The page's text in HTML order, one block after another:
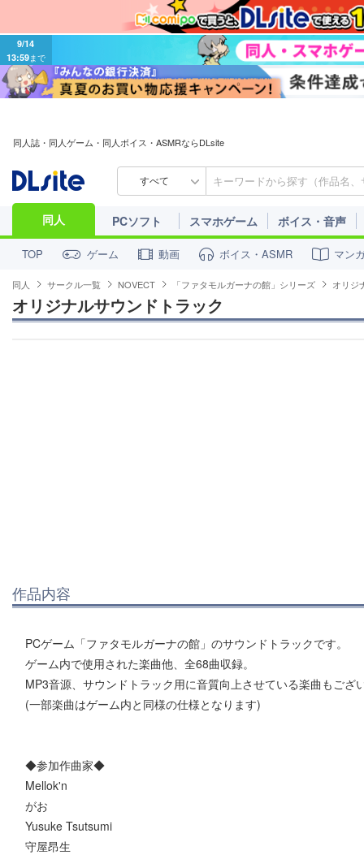
9/14
13:59まで
同人誌・同人ゲーム・同人ボイス・ASMRならDLsite
すべて
同人 PCソフト スマホゲーム ボイス・音声
TOP ゲーム 動画 ボイス・ASMR マン
同人 サークル一覧 NOVECT 「ファタモルガーナの館」シリーズ オリジ
オリジナルサウンドトラック
作品内容
PCゲーム「ファタモルガーナの館」のサウンドトラックです。
ゲーム内で使用された楽曲他、全68曲収録。
MP3音源、サウンドトラック用に音質向上させている楽曲もござ
(一部楽曲はゲーム内と同様の仕様となります)
◆参加作曲家◆
Mellok'n
がお
Yusuke Tsutsumi
守屋昂生